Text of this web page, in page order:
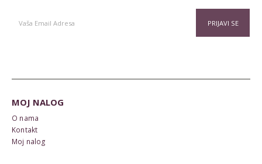
MOJ NALOG
O nama
Kontakt
Moj nalog